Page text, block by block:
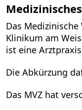
Das
Klinikum am
ist eine
Die Abkürzung
Das MVZ hat